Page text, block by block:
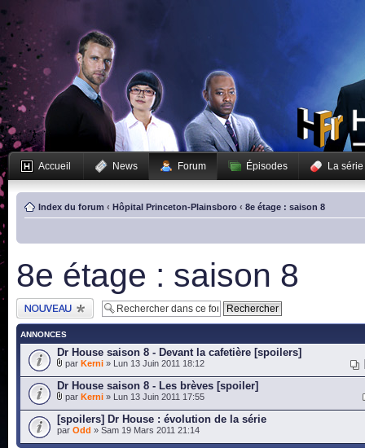
Accueil News Forum Épisodes La série
Index du forum ‹ Hôpital Princeton-Plainsboro ‹ 8e étage : saison 8
8e étage : saison 8
Publier un nouveau
sujet
ANNONCES
Dr House saison 8 - Devant la cafetière [spoilers]
par Kerni » Lun 13 Juin 2011 18:12
Dr House saison 8 - Les brèves [spoiler]
par Kerni » Lun 13 Juin 2011 17:55
[spoilers] Dr House : évolution de la série
par Odd » Sam 19 Mars 2011 21:14